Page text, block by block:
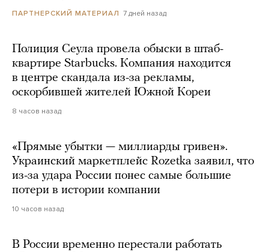
ПАРТНЕРСКИЙ МАТЕРИАЛ 7 дней назад
Полиция Сеула провела обыски в штаб-
квартире Starbucks. Компания находится
в центре скандала из-за рекламы,
оскорбившей жителей Южной Кореи
8 часов назад
«Прямые убытки — миллиарды гривен».
Украинский маркетплейс Rozetka заявил, что
из-за удара России понес самые большие
потери в истории компании
10 часов назад
В России временно перестали работать